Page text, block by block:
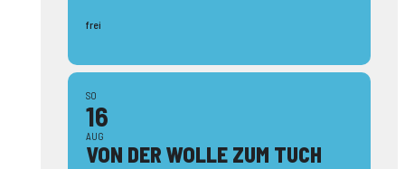
frei
SO
16
AUG
VON DER WOLLE ZUM TUCH